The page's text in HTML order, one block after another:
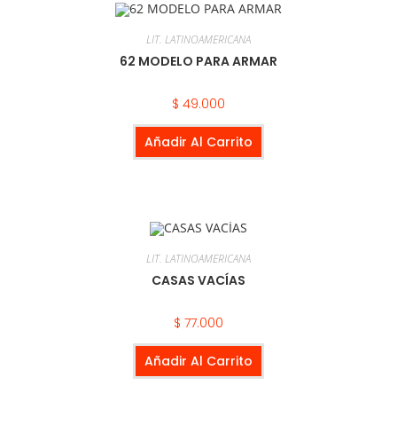
LIT. LATINOAMERICANA
62 MODELO PARA ARMAR
$ 49.000
Añadir Al Carrito
LIT. LATINOAMERICANA
CASAS VACÍAS
$ 77.000
Añadir Al Carrito